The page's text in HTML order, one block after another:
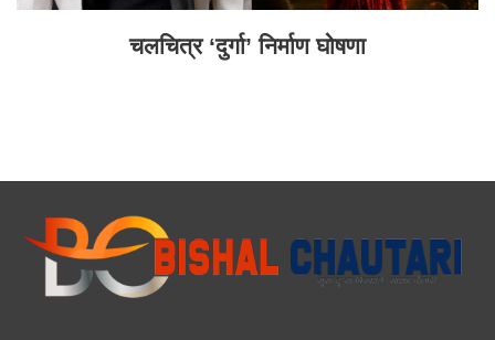
चलचित्र ‘दुर्गा’ निर्माण घोषणा